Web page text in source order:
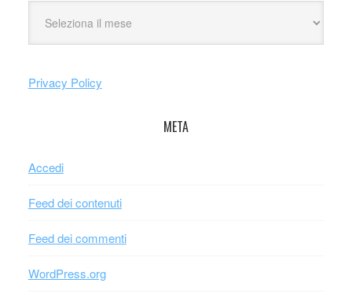
Privacy Policy
META
Accedi
Feed dei contenuti
Feed dei commenti
WordPress.org